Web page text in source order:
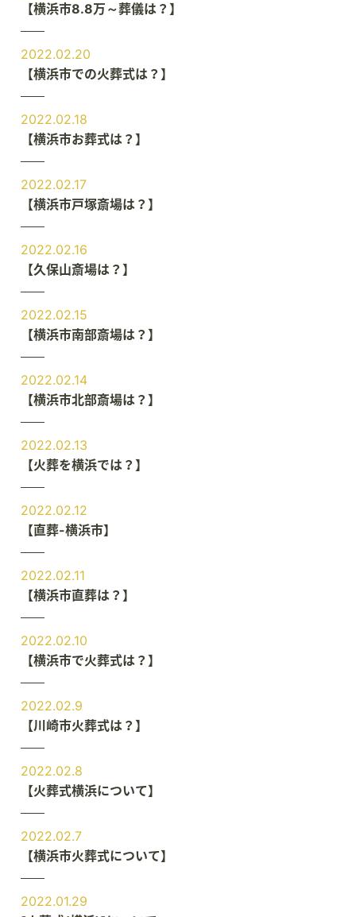
【横浜市8.8万～葬儀は？】
2022.02.20
【横浜市での火葬式は？】
2022.02.18
【横浜市お葬式は？】
2022.02.17
【横浜市戸塚斎場は？】
2022.02.16
【久保山斎場は？】
2022.02.15
【横浜市南部斎場は？】
2022.02.14
【横浜市北部斎場は？】
2022.02.13
【火葬を横浜では？】
2022.02.12
【直葬-横浜市】
2022.02.11
【横浜市直葬は？】
2022.02.10
【横浜市で火葬式は？】
2022.02.9
【川崎市火葬式は？】
2022.02.8
【火葬式横浜について】
2022.02.7
【横浜市火葬式について】
2022.01.29